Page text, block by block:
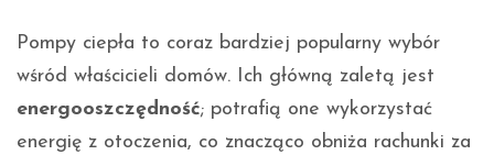
Pompy ciepła to coraz bardziej popularny wybór
wśród właścicieli domów. Ich główną zaletą jest
energooszczędność; potrafią one wykorzystać
energię z otoczenia, co znacząco obniża rachunki za